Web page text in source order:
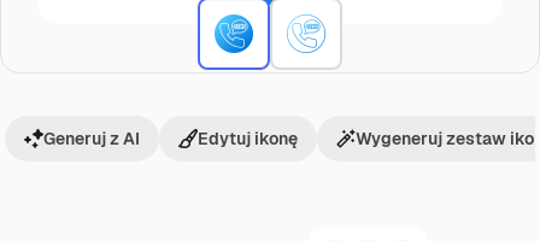
Generuj z AI Edytuj ikonę Wygeneruj zestaw